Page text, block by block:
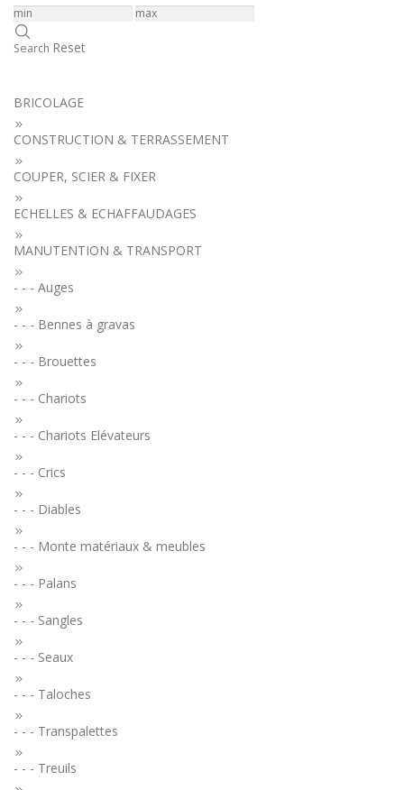
Search Reset
BRICOLAGE
CONSTRUCTION & TERRASSEMENT
COUPER, SCIER & FIXER
ECHELLES & ECHAFFAUDAGES
MANUTENTION & TRANSPORT
- - - Auges
- - - Bennes à gravas
- - - Brouettes
- - - Chariots
- - - Chariots Elévateurs
- - - Crics
- - - Diables
- - - Monte matériaux & meubles
- - - Palans
- - - Sangles
- - - Seaux
- - - Taloches
- - - Transpalettes
- - - Treuils